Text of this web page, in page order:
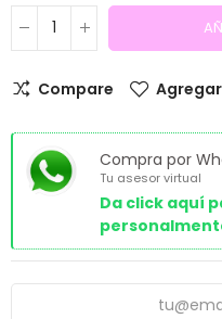
Compare
Compra por
Tu asesor virtual
Da click aquí